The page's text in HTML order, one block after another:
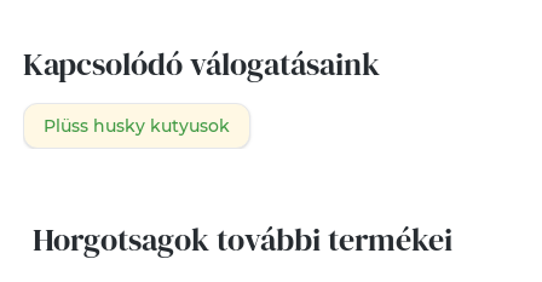
Kapcsolódó válogatásaink
Plüss husky kutyusok
Horgotsagok további termékei